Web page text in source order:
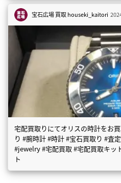
宝石広場 買取houseki_kaitori
宅配買取りにてオリスの時計をお
り #腕時計 #時計 #宝石買取り #
#jewelry #宅配買取 #宅配買取キッ
ト